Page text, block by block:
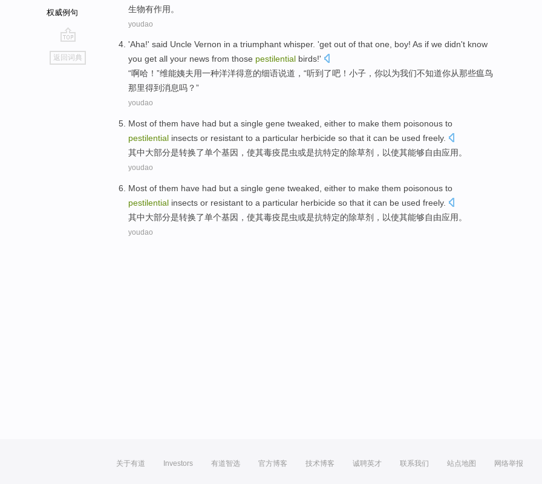
权威例句
go
top
返回词典
生物有作用。
youdao
'Aha!' said Uncle Vernon in a triumphant whisper. 'get out of that one, boy! As if we didn't know
you get all your news from those pestilential birds!'
“啊哈 ！”维能姨夫用一种洋洋得意的细语说道 ，“听到 了吧！ 小子 ， 你以为我们不知道你从那些瘟鸟
那里得到消息吗？”
youdao
Most of them have had but a single gene tweaked, either to make them poisonous to
pestilential insects or resistant to a particular herbicide so that it can be used freely.
其中大部分是转换了单个基因 ， 使其毒疫昆虫或是抗特定的除草剂 ，以使其能够自由应用 。
youdao
Most of them have had but a single gene tweaked, either to make them poisonous to
pestilential insects or resistant to a particular herbicide so that it can be used freely.
其中大部分是转换了单个基因 ， 使其毒疫昆虫或是抗特定的除草剂 ，以使其能够自由应用 。
youdao
关于有道 Investors 有道智选 官方博客 技术博客 诚聘英才 联系我们 站点地图 网络举报